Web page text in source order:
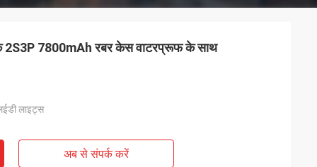
2S3P 7800mAh रबर केस वाटरप्रूफ के साथ
लाइट्स
अब से संपर्क करें